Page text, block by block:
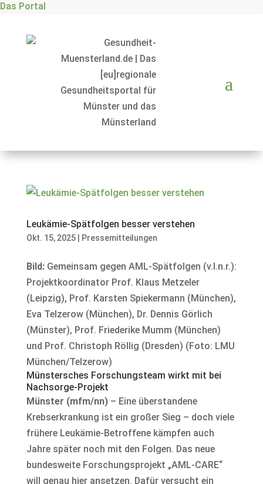
Das Portal
Leukämie-Spätfolgen besser verstehen
Okt. 15, 2025| Pressemitteilungen
Bild:Gemeinsam gegen AML-Spätfolgen (v.l.n.r.):
Projektkoordinator Prof. Klaus Metzeler
(Leipzig), Prof. Karsten Spiekermann (München),
Eva Telzerow (München), Dr. Dennis Görlich
(Münster), Prof. Friederike Mumm (München)
und Prof. Christoph Röllig (Dresden) (Foto: LMU
München/Telzerow)
Münstersches Forschungsteam wirkt mit bei
Nachsorge-Projekt
Münster (mfm/nn)– Eine überstandene
Krebserkrankung ist ein großer Sieg – doch viele
frühere Leukämie-Betroffene kämpfen auch
Jahre später noch mit den Folgen. Das neue
bundesweite Forschungsprojekt „AML-CARE“
will genau hier ansetzen. Dafür versucht ein